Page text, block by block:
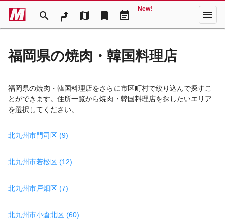
search map bookmark event_note
New! menu
福岡県の焼肉・韓国料理店
福岡県の焼肉・韓国料理店をさらに市区町村で絞り込んで探すこ
とができます。住所一覧から焼肉・韓国料理店を探したいエリア
を選択してください。
北九州市門司区 (9)
北九州市若松区 (12)
北九州市戸畑区 (7)
北九州市小倉北区 (60)